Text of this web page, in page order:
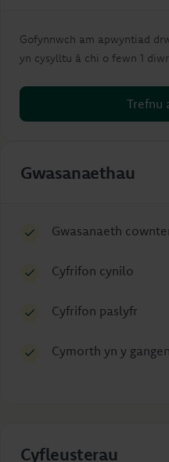
Gofynnwch am apwyntiad
yn cysylltu â chi o fewn 1
Trefnu
Gwasanaethau
Gwasanaeth
Cyfrifon cynilo
Cyfrifon paslyfr
Cymorth yn y gangen
Cyfleusterau